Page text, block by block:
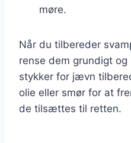
møre.
Når du tilbereder
rense dem grundigt
stykker for jævn
olie eller smør for at
de tilsættes til retten.